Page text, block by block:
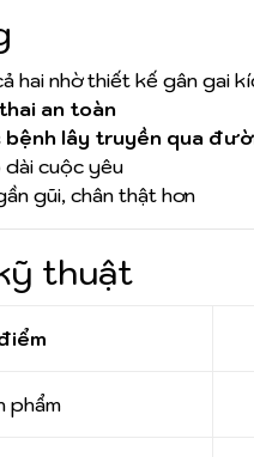
hai nhờ thiết kế gân gai
an toàn
bệnh lây truyền qua
cuộc yêu
gũi, chân thật hơn
thuật
phẩm